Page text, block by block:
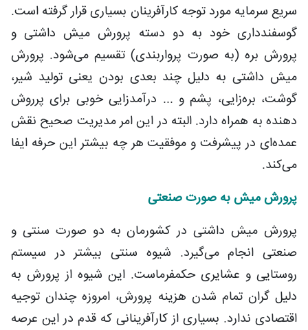
سریع سرمایه مورد توجه کارآفرینان بسیاری قرار گرفته است.
گوسفندداری خود به دو دسته پرورش میش داشتی و
پرورش بره (به صورت پرواربندی) تقسیم می‌شود. پرورش
میش داشتی به دلیل چند بعدی بودن یعنی تولید شیر،
گوشت، بره‎‌زایی، پشم و ... درآمدزایی خوبی برای پرروش
دهنده به همراه دارد. البته در این امر مدیریت صحیح نقش
عمده‌ای در پیشرفت و موفقیت هر چه بیشتر این حرفه ایفا
می‌کند.
پرورش میش به صورت صنعتی
پرورش میش داشتی در کشورمان به دو صورت سنتی و
صنعتی انجام می‌گیرد. شیوه سنتی بیشتر در سیستم
روستایی و عشایری حکمفرماست. این شیوه از پرورش به
دلیل گران تمام شدن هزینه پرورش، امروزه چندان توجیه
اقتصادی ندارد. بسیاری از کارآفرینانی که قدم در این عرصه